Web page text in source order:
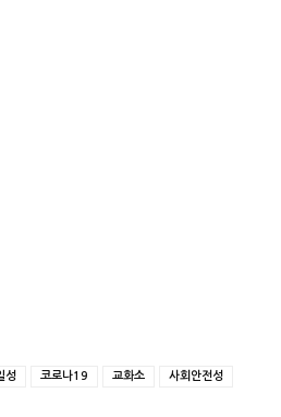
성 코로나19 교화소 사회안전성